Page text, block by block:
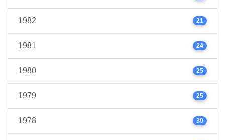
1982 21
1981 24
1980 25
1979 25
1978 30